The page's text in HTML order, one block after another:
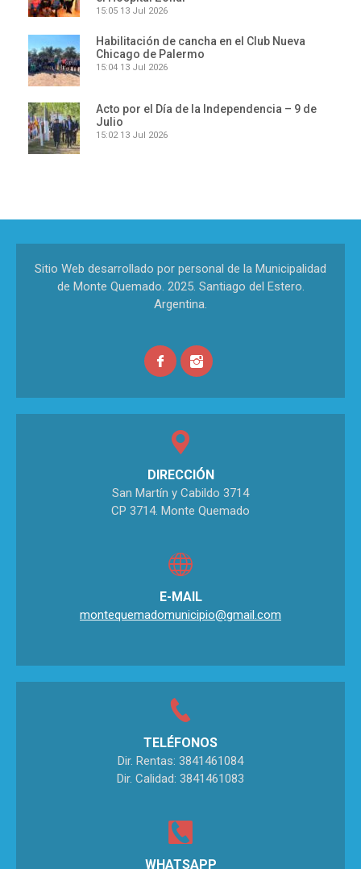
15:05 13 Jul 2026
Habilitación de cancha en el Club Nueva
Chicago de Palermo
15:04 13 Jul 2026
Acto por el Día de la Independencia – 9 de
Julio
15:02 13 Jul 2026
Sitio Web desarrollado por personal de la Municipalidad
de Monte Quemado. 2025. Santiago del Estero.
Argentina.
DIRECCIÓN
San Martín y Cabildo 3714
CP 3714. Monte Quemado
E-MAIL
montequemadomunicipio@gmail.com
TELÉFONOS
Dir. Rentas: 3841461084
Dir. Calidad: 3841461083
WHATSAPP